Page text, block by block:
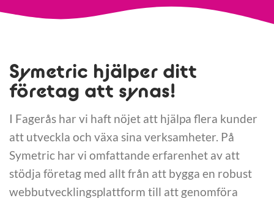
Symetric hjälper ditt
företag att synas!
I Fagerås har vi haft nöjet att hjälpa flera kunder
att utveckla och växa sina verksamheter. På
Symetric har vi omfattande erfarenhet av att
stödja företag med allt från att bygga en robust
webbutvecklingsplattform till att genomföra